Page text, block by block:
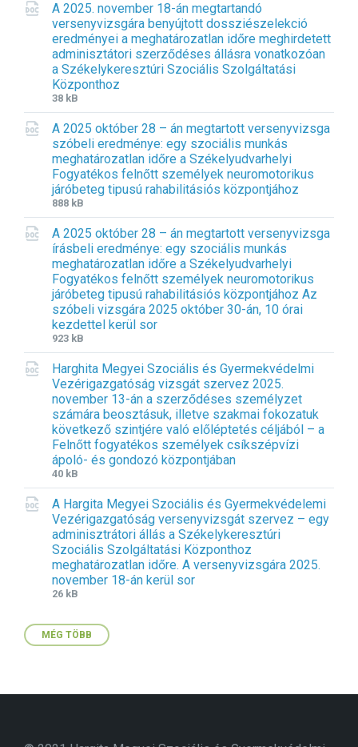
A 2025. november 18-án megtartandó
versenyvizsgára benyújtott dossziészelekció
eredményei a meghatározatlan időre meghirdetett
adminisztátori szerződéses állásra vonatkozóan
a Székelykeresztúri Szociális Szolgáltatási
Központhoz
F
i
l
e
e
x
t
e
n
s
i
o
n
:
d
o
c
F
i
l
e
s
i
z
e
:
38 kB
A 2025 október 28 – án megtartott versenyvizsga
szóbeli eredménye: egy szociális munkás
meghatározatlan időre a Székelyudvarhelyi
Fogyatékos felnőtt személyek neuromotorikus
járóbeteg tipusú rahabilitásiós központjához
F
i
l
e
e
x
t
e
n
s
i
o
n
:
d
o
c
x
F
i
l
e
s
i
z
e
:
888 kB
A 2025 október 28 – án megtartott versenyvizsga
írásbeli eredménye: egy szociális munkás
meghatározatlan időre a Székelyudvarhelyi
Fogyatékos felnőtt személyek neuromotorikus
járóbeteg tipusú rahabilitásiós központjához Az
szóbeli vizsgára 2025 október 30-án, 10 órai
kezdettel kerül sor
F
i
l
e
e
x
t
e
n
s
i
o
n
:
d
o
c
x
F
i
l
e
s
i
z
e
:
923 kB
Harghita Megyei Szociális és Gyermekvédelmi
Vezérigazgatóság vizsgát szervez 2025.
november 13-án a szerződéses személyzet
számára beosztásuk, illetve szakmai fokozatuk
következő szintjére való előléptetés céljából – a
Felnőtt fogyatékos személyek csíkszépvízi
ápoló- és gondozó központjában
F
i
l
e
e
x
t
e
n
i
o
F
i
l
e
s
i
z
e
:
40 kB
A Hargita Megyei Szociális és Gyermekvédelemi
Vezérigazgatóság versenyvizsgát szervez – egy
adminisztrátori állás a Székelykeresztúri
Szociális Szolgáltatási Központhoz
meghatározatlan időre. A versenyvizsgára 2025.
november 18-án kerül sor
F
l
e
F
l
e
26 kB
MÉG TÖBB